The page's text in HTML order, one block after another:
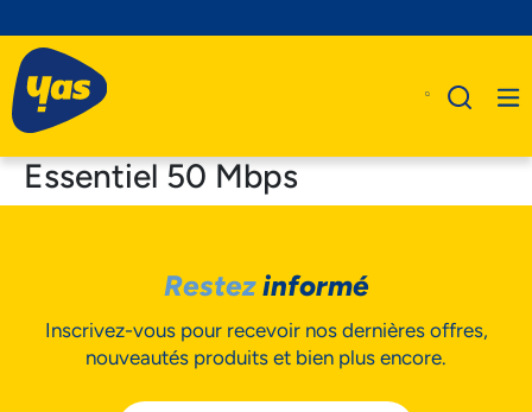
Business
Assistance
Essentiel 50 Mbps
Restezinformé
Inscrivez-vous pour recevoir nos dernières offres,
nouveautés produits et bien plus encore.